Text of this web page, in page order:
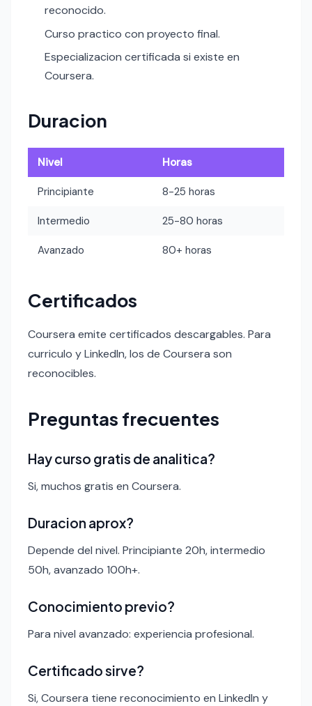
reconocido.
Curso practico con proyecto final.
Especializacion certificada si existe en
Coursera.
Duracion
Nivel Horas
Principiante 8-25 horas
Intermedio 25-80 horas
Avanzado 80+ horas
Certificados
Coursera emite certificados descargables. Para
curriculo y LinkedIn, los de Coursera son
reconocibles.
Preguntas frecuentes
Hay curso gratis de analitica?
Si, muchos gratis en Coursera.
Duracion aprox?
Depende del nivel. Principiante 20h, intermedio
50h, avanzado 100h+.
Conocimiento previo?
Para nivel avanzado: experiencia profesional.
Certificado sirve?
Si, Coursera tiene reconocimiento en LinkedIn y